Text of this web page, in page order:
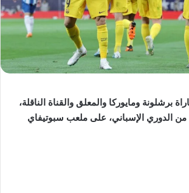
برشلونة ومايوركا والمعلق والقناة الناقلة،
ضمن الأسبوع الـ37 من الدوري الإسباني، على ملعب سبوتيفاي